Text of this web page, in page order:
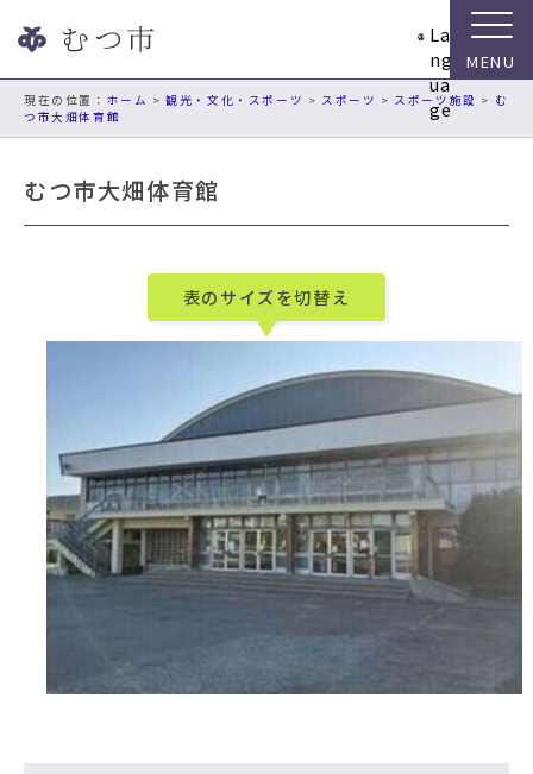
ビ
La
ng
ua
ge
現在の位置： ホーム >観光・文化・スポーツ > スポーツ > スポーツ施設 > む
つ市大畑体育館
むつ市大畑体育館
表のサイズを切替え